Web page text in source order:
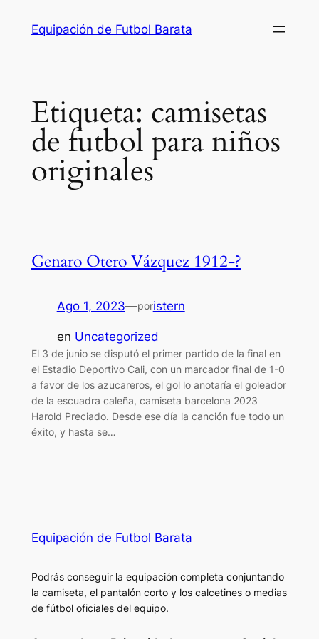
Equipación de Futbol Barata
Etiqueta: camisetas
de futbol para niños
originales
Genaro Otero Vázquez 1912-?
Ago 1, 2023—poristern
en Uncategorized
El 3 de junio se disputó el primer partido de la final en
el Estadio Deportivo Cali, con un marcador final de 1-0
a favor de los azucareros, el gol lo anotaría el goleador
de la escuadra caleña, camiseta barcelona 2023
Harold Preciado. Desde ese día la canción fue todo un
éxito, y hasta se…
Equipación de Futbol Barata
Podrás conseguir la equipación completa conjuntando
la camiseta, el pantalón corto y los calcetines o medias
de fútbol oficiales del equipo.